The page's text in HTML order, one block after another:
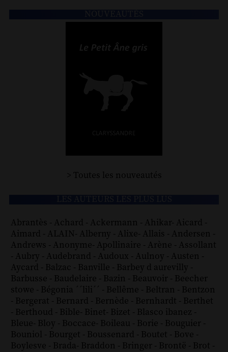
> Toutes les nouveautés
Abrantès - Achard - Ackermann - Ahikar- Aicard -
Aimard - ALAIN- Alberny - Alixe- Allais - Andersen -
Andrews - Anonyme- Apollinaire - Arène - Assollant
- Aubry - Audebrand - Audoux - Aulnoy - Austen -
Aycard - Balzac - Banville - Barbey d aurevilly -
Barbusse - Baudelaire - Bazin - Beauvoir - Beecher
stowe - Bégonia ´´lili´´ - Bellême - Beltran - Bentzon
- Bergerat - Bernard - Bernède - Bernhardt - Berthet
- Berthoud - Bible- Binet- Bizet - Blasco ibanez -
Bleue- Bloy - Boccace- Boileau - Borie - Bouguier -
Bouniol - Bourget - Boussenard - Boutet - Bove -
Boylesve - Brada- Braddon - Bringer - Brontë - Brot -